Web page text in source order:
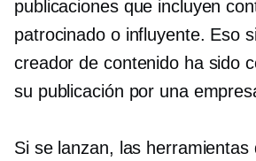
publicaciones que incluyen
patrocinado o influyente. Eso
creador de contenido ha sido
su publicación por una
Si se lanzan, las herramientas